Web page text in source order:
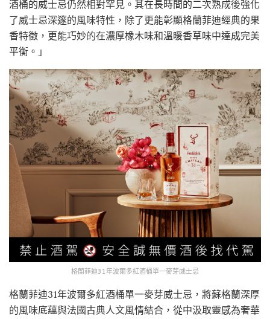
酒桶的威士忌仍然相對罕見。其在長時間的二次熟成後強化
了威士忌深邃的風味特性，除了更能彰顯格蘭菲迪經典的果
香特徵，更能巧妙的在濃厚橡木味和溫暖香草味中達成完美
平衡。」
格蘭菲迪31年波爾多紅酒桶單一麥芽威士忌
格蘭菲迪31年波爾多紅酒桶單一麥芽威士忌，將蘇格蘭深厚
的風味底蘊與法國古典人文風情結合，從中汲取靈感為奢華